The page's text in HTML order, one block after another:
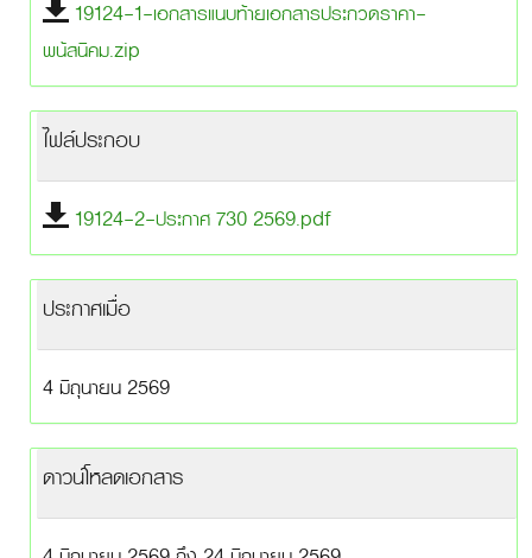
19124-1-เอกสารแนบท้ายเอกสารประกวดราคา-
พนัสนิคม.zip
ไฟล์ประกอบ
19124-2-ประกาศ 730 2569.pdf
ประกาศเมื่อ
4 มิถุนายน 2569
ดาวน์โหลดเอกสาร